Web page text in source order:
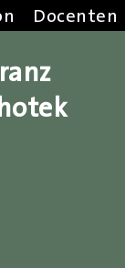
Docenten